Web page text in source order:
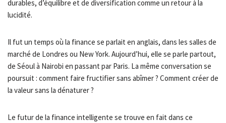
durables, d’équilibre et de diversification comme un retour à la
lucidité.
Il fut un temps où la finance se parlait en anglais, dans les salles de
marché de Londres ou New York. Aujourd’hui, elle se parle partout,
de Séoul à Nairobi en passant par Paris. La même conversation se
poursuit : comment faire fructifier sans abîmer ? Comment créer de
la valeur sans la dénaturer ?
Le futur de la finance intelligente se trouve en fait dans ce